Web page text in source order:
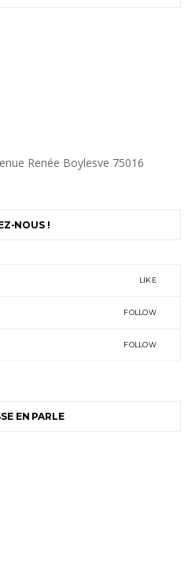
Renée Boylesve 75016
NOUS !
LIKE
FOLLOW
FOLLOW
EN PARLE